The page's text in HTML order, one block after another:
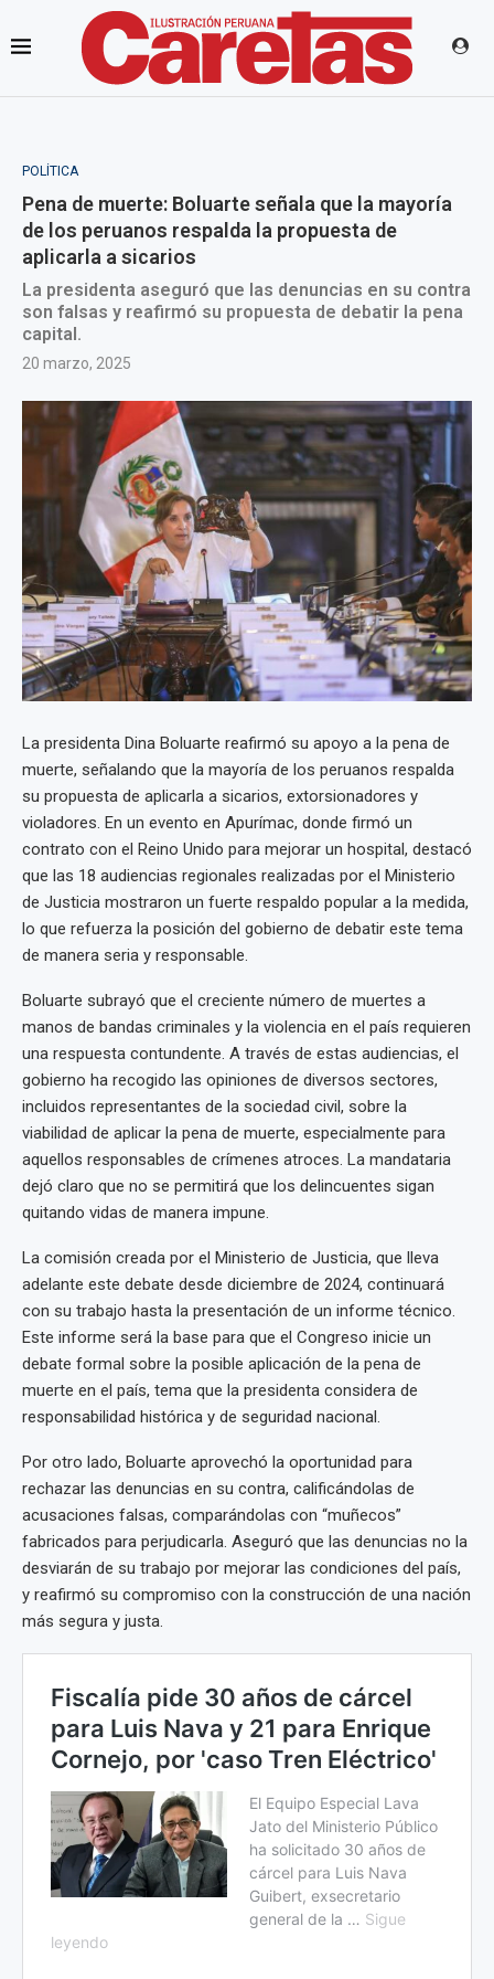
POLÍTICA
Pena de muerte: Boluarte señala que la mayoría
de los peruanos respalda la propuesta de
aplicarla a sicarios
La presidenta aseguró que las denuncias en su contra
son falsas y reafirmó su propuesta de debatir la pena
capital.
20 marzo, 2025
La presidenta Dina Boluarte reafirmó su apoyo a la pena de
muerte, señalando que la mayoría de los peruanos respalda
su propuesta de aplicarla a sicarios, extorsionadores y
violadores. En un evento en Apurímac, donde firmó un
contrato con el Reino Unido para mejorar un hospital, destacó
que las 18 audiencias regionales realizadas por el Ministerio
de Justicia mostraron un fuerte respaldo popular a la medida,
lo que refuerza la posición del gobierno de debatir este tema
de manera seria y responsable.
Boluarte subrayó que el creciente número de muertes a
manos de bandas criminales y la violencia en el país requieren
una respuesta contundente. A través de estas audiencias, el
gobierno ha recogido las opiniones de diversos sectores,
incluidos representantes de la sociedad civil, sobre la
viabilidad de aplicar la pena de muerte, especialmente para
aquellos responsables de crímenes atroces. La mandataria
dejó claro que no se permitirá que los delincuentes sigan
quitando vidas de manera impune.
La comisión creada por el Ministerio de Justicia, que lleva
adelante este debate desde diciembre de 2024, continuará
con su trabajo hasta la presentación de un informe técnico.
Este informe será la base para que el Congreso inicie un
debate formal sobre la posible aplicación de la pena de
muerte en el país, tema que la presidenta considera de
responsabilidad histórica y de seguridad nacional.
Por otro lado, Boluarte aprovechó la oportunidad para
rechazar las denuncias en su contra, calificándolas de
acusaciones falsas, comparándolas con “muñecos”
fabricados para perjudicarla. Aseguró que las denuncias no la
desviarán de su trabajo por mejorar las condiciones del país,
y reafirmó su compromiso con la construcción de una nación
más segura y justa.